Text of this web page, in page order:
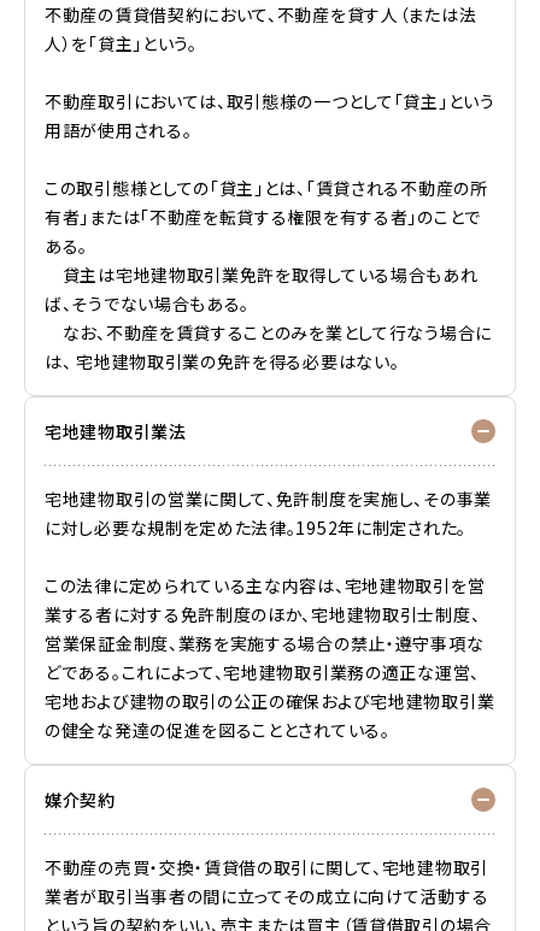
不動産の賃貸借契約において、不動産を貸す人（または法
人）を「貸主」という。
不動産取引においては、取引態様の一つとして「貸主」という
用語が使用される。
この取引態様としての「貸主」とは、「賃貸される不動産の所
有者」または「不動産を転貸する権限を有する者」のことで
ある。
貸主は宅地建物取引業免許を取得している場合もあれ
ば、そうでない場合もある。
なお、不動産を賃貸することのみを業として行なう場合に
は、 宅地建物取引業の免許を得る必要はない。
宅地建物取引業法
宅地建物取引の営業に関して、免許制度を実施し、その事業
に対し必要な規制を定めた法律。1952年に制定された。
この法律に定められている主な内容は、宅地建物取引を営
業する者に対する免許制度のほか、宅地建物取引士制度、
営業保証金制度、業務を実施する場合の禁止・遵守事項な
どである。これによって、宅地建物取引業務の適正な運営、
宅地および建物の取引の公正の確保および宅地建物取引業
の健全な発達の促進を図ることとされている。
媒介契約
不動産の売買・交換・賃貸借の取引に関して、宅地建物取引
業者が取引当事者の間に立ってその成立に向けて活動する
という旨の契約をいい、売主または買主（賃貸借取引の場合